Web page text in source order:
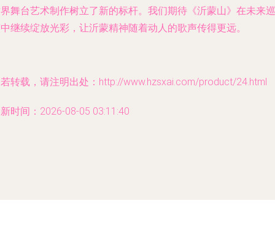
舞台艺术制作树立了新的标杆。我们期待《沂蒙山》在未来巡
继续绽放光彩，让沂蒙精神随着动人的歌声传得更远。
转载，请注明出处：http://www.hzsxai.com/product/24.html
时间：2026-08-05 03:11:40